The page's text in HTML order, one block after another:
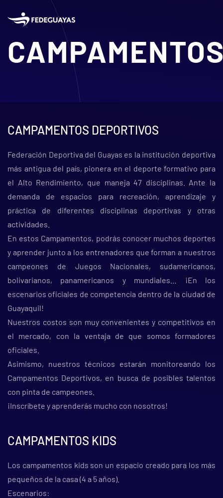
Skip to main content
CAMPAMENTOS DEPORTIVOS
Federación Deportiva del Guayas es la institución deportiva
más antigua del país, pionera en el deporte formativo para
el Alto Rendimiento, que maneja 47 disciplinas. Ante la
demanda de espacios para recreación, aprendizaje y
práctica de diferentes disciplinas deportivas y otras
actividades.
En estos Campamentos, podrás conocer muchos deportes
y aprender junto a los entrenadores que forman a nuestros
campeones de Juegos Nacionales, sudamericanos,
bolivarianos, panamericanos y mundiales… ¡En los
escenarios oficiales de competencia dentro de la ciudad de
Guayaquil!
Nuestros costos son muy convenientes y competitivos en
el mercado, con la ventaja de que somos formadores
oficiales.
Asimismo, nuestros técnicos estarán monitoreando los
Campamentos Deportivos, en busca de posibles talentos
con pinta de campeones.
¡Inscríbete y aprenderás mucho con nosotros!
CAMPAMENTOS KIDS
Los campamentos kids son un espacio creado para los más
pequeños de la casa (4 a 5 años).
Escenarios: